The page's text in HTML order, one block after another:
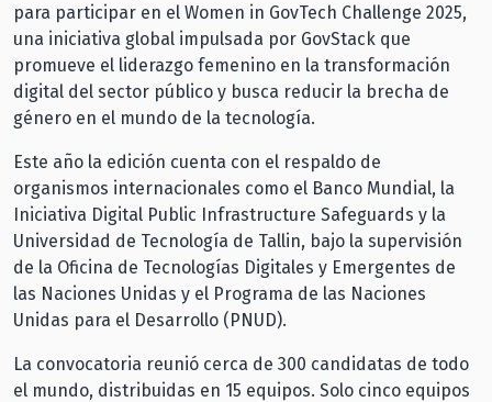
para participar en el Women in GovTech Challenge 2025,
una iniciativa global impulsada por GovStack que
promueve el liderazgo femenino en la transformación
digital del sector público y busca reducir la brecha de
género en el mundo de la tecnología.
Este año la edición cuenta con el respaldo de
organismos internacionales como el Banco Mundial, la
Iniciativa Digital Public Infrastructure Safeguards y la
Universidad de Tecnología de Tallin, bajo la supervisión
de la Oficina de Tecnologías Digitales y Emergentes de
las Naciones Unidas y el Programa de las Naciones
Unidas para el Desarrollo (PNUD).
La convocatoria reunió cerca de 300 candidatas de todo
el mundo, distribuidas en 15 equipos. Solo cinco equipos